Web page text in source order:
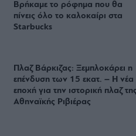
Βρήκαμε το ρόφημα που θα
πίνεις όλο το καλοκαίρι στα
Starbucks
Πλαζ Βάρκιζας: Ξεμπλοκάρει η
επένδυση των 15 εκατ. – Η νέα
εποχή για την ιστορική πλαζ της
Αθηναϊκής Ριβιέρας